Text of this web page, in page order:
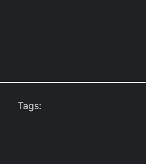
Tags: